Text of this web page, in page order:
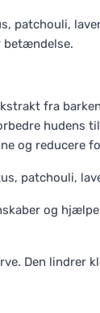
patchouli,
betændelse.
fra
hudens
og reducere
patchouli,
og
Den lindrer